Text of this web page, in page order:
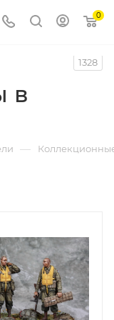
0
в
1328
—